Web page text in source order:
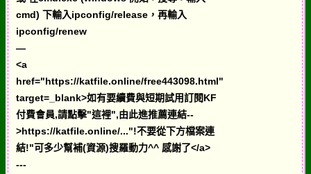
cmd) 下輸入ipconfig/release，再輸入
ipconfig/renew
—
<a
href="https://katfile.online/free443098.html"
target=_blank>如有要續費與短期試用訂閱KF
付費會員,請點擊"這裡",由此進推薦連結--
>https://katfile.online/..."!不要從下方檔案連
結!"可多少幫補(資源)搜羅動力^^ 感謝了</a>
---